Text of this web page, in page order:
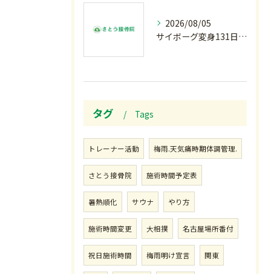
2026/08/05
サイボーグ変身131日目.甲子園開幕.日曜.リラクゼーション柔.水曜の朝〜
タグ Tags
トレーナー活動 梅雨.天気痛時期体調管理.
さとう接骨院 施術時間予定表
暑熱順化 サウナ やり方
施術時間変更 大相撲 名古屋場所番付
祝日施術時間 梅雨明け宣言 関東